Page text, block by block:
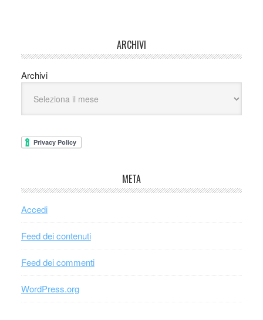
ARCHIVI
Archivi
META
Accedi
Feed dei contenuti
Feed dei commenti
WordPress.org